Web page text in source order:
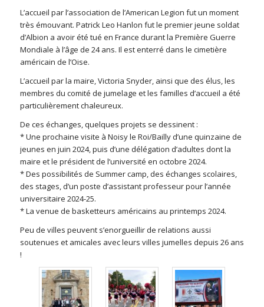
L’accueil par l’association de l’American Legion fut un moment
très émouvant. Patrick Leo Hanlon fut le premier jeune soldat
d’Albion a avoir été tué en France durant la Première Guerre
Mondiale à l’âge de 24 ans. Il est enterré dans le cimetière
américain de l’Oise.
L’accueil par la maire, Victoria Snyder, ainsi que des élus, les
membres du comité de jumelage et les familles d’accueil a été
particulièrement chaleureux.
De ces échanges, quelques projets se dessinent :
* Une prochaine visite à Noisy le Roi/Bailly d’une quinzaine de
jeunes en juin 2024, puis d’une délégation d’adultes dont la
maire et le président de l’université en octobre 2024.
* Des possibilités de Summer camp, des échanges scolaires,
des stages, d’un poste d’assistant professeur pour l’année
universitaire 2024-25.
* La venue de basketteurs américains au printemps 2024.
Peu de villes peuvent s’enorgueillir de relations aussi
soutenues et amicales avec leurs villes jumelles depuis 26 ans
!